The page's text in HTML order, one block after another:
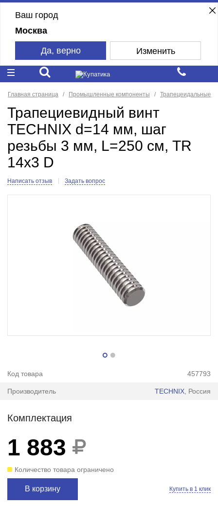
Ваш город
Москва
Да, верно Изменить
Главная страница Промышленные компоненты Трапецеидальные
Трапециевидный винт
TECHNIX d=14 мм, шаг
резьбы 3 мм, L=250 см, TR
14х3 D
Написать отзыв Задать вопрос
Код товара 457793
Производитель TECHNIX , Россия
Комплектация
1 883
Количество товара ограничено
В корзину Купить в 1 клик